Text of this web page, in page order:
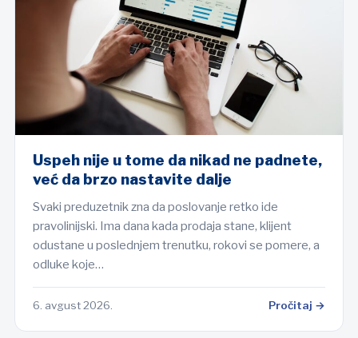
Uspeh nije u tome da nikad ne padnete,
već da brzo nastavite dalje
Svaki preduzetnik zna da poslovanje retko ide
pravolinijski. Ima dana kada prodaja stane, klijent
odustane u poslednjem trenutku, rokovi se pomere, a
odluke koje…
6. avgust 2026. Pročitaj →